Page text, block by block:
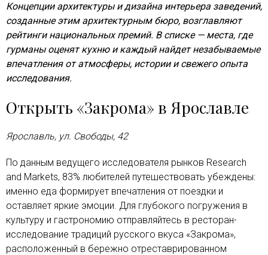
Концепции архитектуры и дизайна интерьера заведений,
созданные этим архитектурным бюро, возглавляют
рейтинги национальных премий. В списке — места, где
гурманы оценят кухню и каждый найдет незабываемые
впечатления от атмосферы, истории и свежего опыта
исследования.
Открыть «Закрома» в Ярославле
Ярославль, ул. Свободы, 42
По данным ведущего исследователя рынков Research
and Markets, 83% любителей путешествовать убеждены:
именно еда формирует впечатления от поездки и
оставляет яркие эмоции. Для глубокого погружения в
культуру и гастрономию отправляйтесь в ресторан-
исследование традиций русского вкуса «Закрома»,
расположенный в бережно отреставрированном